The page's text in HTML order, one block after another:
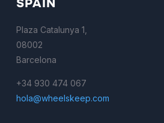
SPAIN
Plaza Catalunya 1,
08002
Barcelona
+34 930 474 067
hola@wheelskeep.com